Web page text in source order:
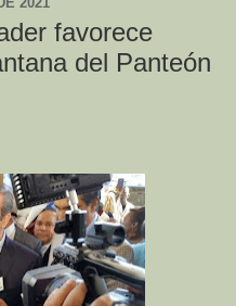
favorece
del Panteón